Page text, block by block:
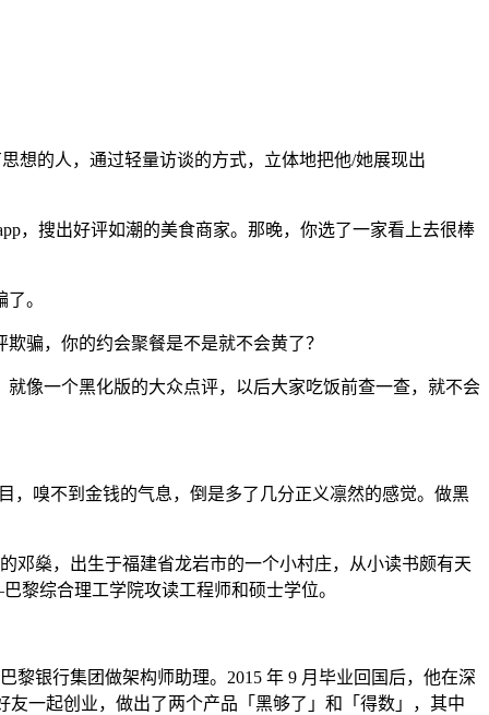
想的人，通过轻量访谈的方式，立体地把他/她展现出
，搜出好评如潮的美食商家。那晚，你选了一家看上去很棒
。
骗，你的约会聚餐是不是就不会黄了？
像一个黑化版的大众点评，以后大家吃饭前查一查，就不会
，嗅不到金钱的气息，倒是多了几分正义凛然的感觉。做黑
邓燊，出生于福建省龙岩市的一个小村庄，从小读书颇有天
综合理工学院攻读工程师和硕士学位。
黎银行集团做架构师助理。2015 年 9 月毕业回国后，他在深
一起创业，做出了两个产品「黑够了」和「得数」，其中